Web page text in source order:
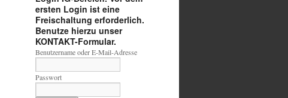
ersten Login ist eine
Freischaltung erforderlich.
Benutze hierzu unser
KONTAKT-Formular.
Benutzername oder E-Mail-Adresse
Passwort